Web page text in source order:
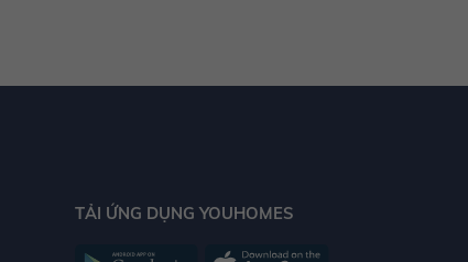
TẢI ỨNG DỤNG YOUHOMES